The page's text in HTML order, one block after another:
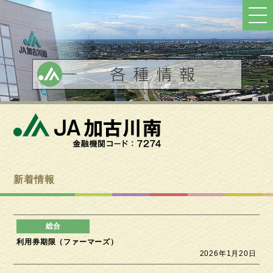
新着情報
利用券期限（ファーマーズ）
2026年1月20日